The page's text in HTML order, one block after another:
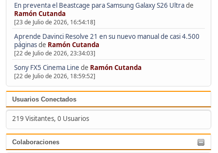
En preventa el Beastcage para Samsung Galaxy S26 Ultrade
Ramón Cutanda
[23 de Julio de 2026, 16:54:18]
Aprende Davinci Resolve 21 en su nuevo manual de casi 4.500
páginasde Ramón Cutanda
[22 de Julio de 2026, 23:34:03]
Sony FX5 Cinema Line de Ramón Cutanda
[22 de Julio de 2026, 18:59:52]
Usuarios Conectados
219 Visitantes, 0 Usuarios
Colaboraciones